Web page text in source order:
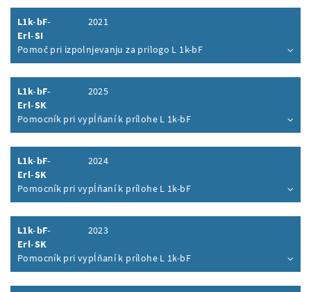
L1k-bF-
Erl-SI
2021
Pomoč pri izpolnjevanju za prilogo L 1k-bF
Inhalt aufklappen
L1k-bF-
Erl-SK
2025
Pomocník pri vypĺňaní k prílohe L 1k-bF
Inhalt aufklappen
L1k-bF-
Erl-SK
2024
Pomocník pri vypĺňaní k prílohe L 1k-bF
Inhalt aufklappen
L1k-bF-
Erl-SK
2023
Pomocník pri vypĺňaní k prílohe L 1k-bF
Inhalt aufklappen